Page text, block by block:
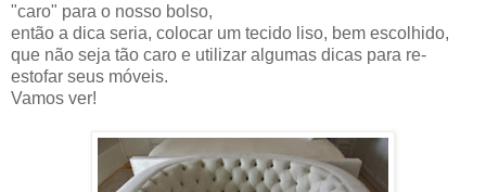
"caro" para o nosso bolso,
então a dica seria, colocar um tecido liso, bem escolhido,
que não seja tão caro e utilizar algumas dicas para re-
estofar seus móveis.
Vamos ver!